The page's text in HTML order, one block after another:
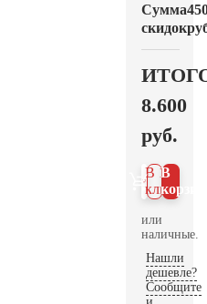
Сумма
скидок
8.600
руб.
В
В 1
клик
или
наличные.
Нашли
дешевле?
Сообщите